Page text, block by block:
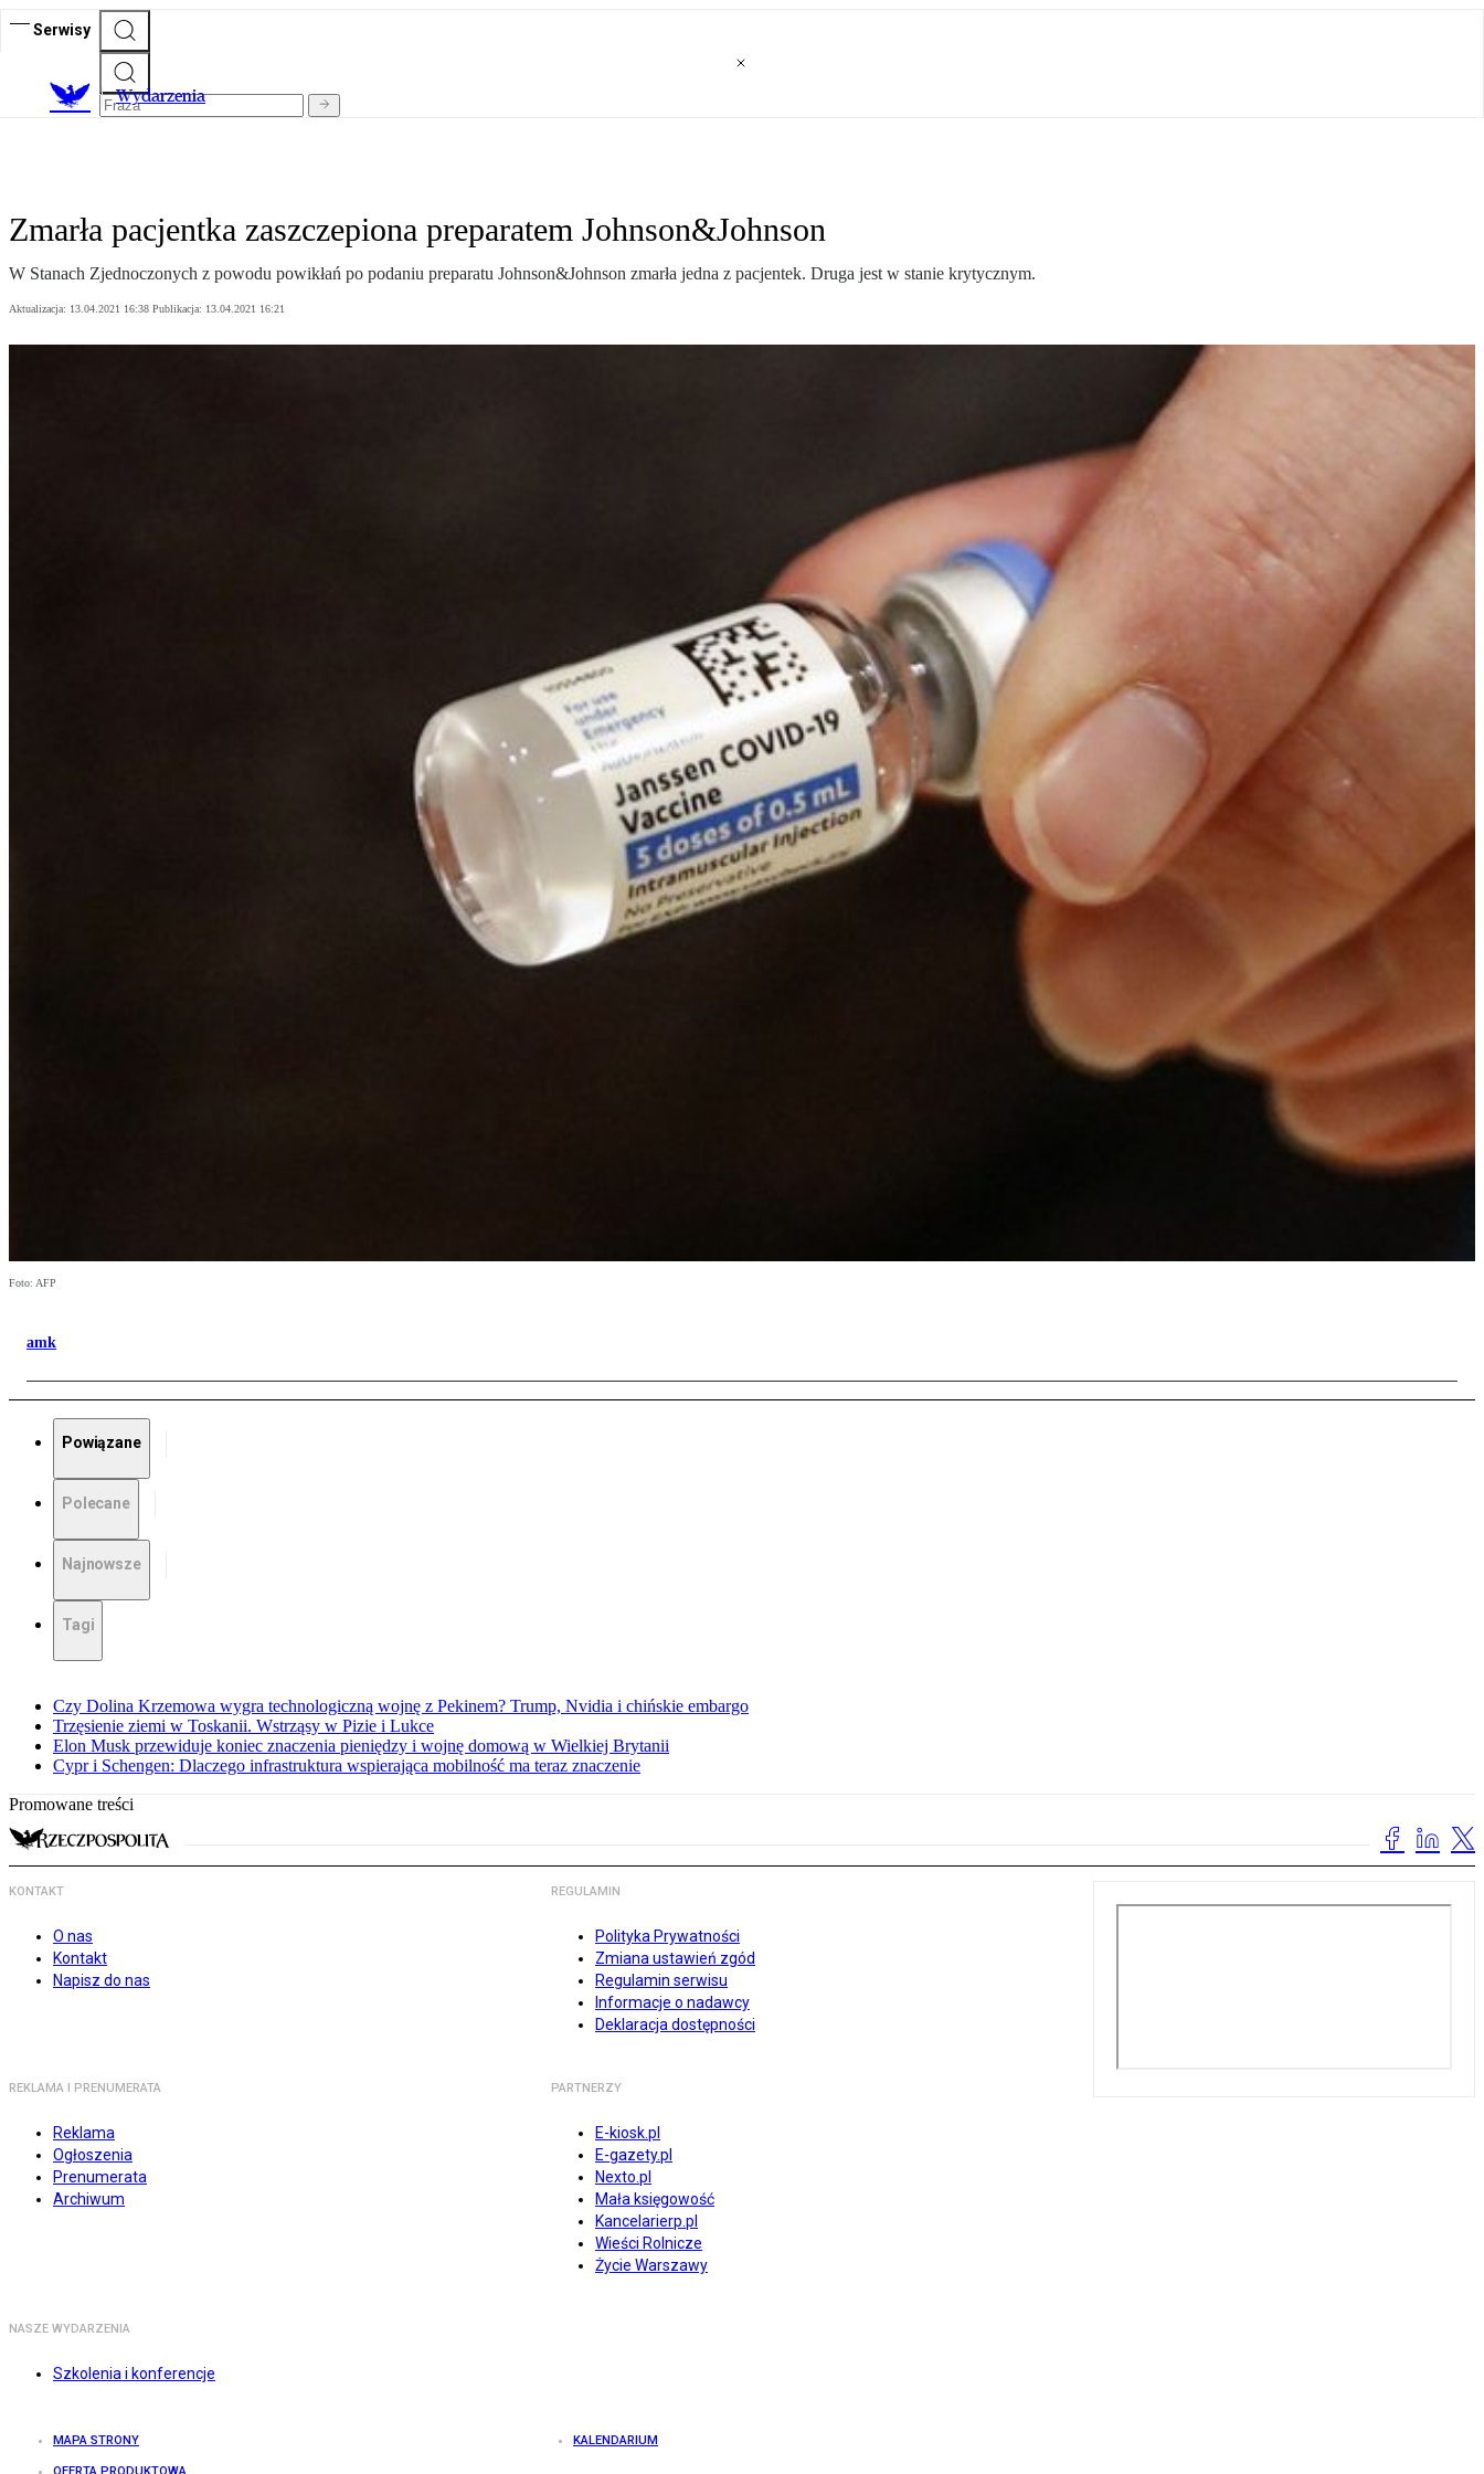
Serwisy
Wydarzenia
Zmarła pacjentka zaszczepiona preparatem Johnson&Johnson
W Stanach Zjednoczonych z powodu powikłań po podaniu preparatu Johnson&Johnson zmarła jedna z pacjentek. Druga jest w stanie krytycznym.
Aktualizacja: 13.04.2021 16:38 Publikacja: 13.04.2021 16:21
Foto: AFP
amk
Powiązane
Polecane
Najnowsze
Tagi
Czy Dolina Krzemowa wygra technologiczną wojnę z Pekinem? Trump, Nvidia i chińskie embargo
Trzęsienie ziemi w Toskanii. Wstrząsy w Pizie i Lukce
Elon Musk przewiduje koniec znaczenia pieniędzy i wojnę domową w Wielkiej Brytanii
Cypr i Schengen: Dlaczego infrastruktura wspierająca mobilność ma teraz znaczenie
Promowane treści
KONTAKT
O nas
Kontakt
Napisz do nas
REGULAMIN
Polityka Prywatności
Zmiana ustawień zgód
Regulamin serwisu
Informacje o nadawcy
Deklaracja dostępności
REKLAMA I PRENUMERATA
Reklama
Ogłoszenia
Prenumerata
Archiwum
PARTNERZY
E-kiosk.pl
E-gazety.pl
Nexto.pl
Mała księgowość
Kancelarierp.pl
Wieści Rolnicze
Życie Warszawy
NASZE WYDARZENIA
Szkolenia i konferencje
MAPA STRONY KALENDARIUM